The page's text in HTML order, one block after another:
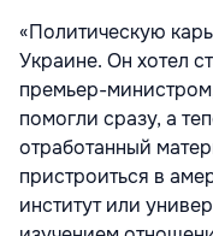
«Политическую
Украине. Он хотел
премьер-
помогли сразу, а
отработанный
пристроиться в
институт или